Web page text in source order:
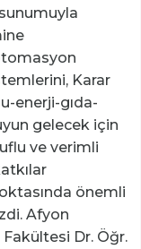
Karar
enerji-gıda-
gelecek için
ve verimli
önemli
Afyon
Dr. Öğr.